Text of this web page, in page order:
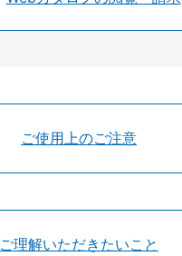
ご使用上のご注意
ご理解いただきたいこと